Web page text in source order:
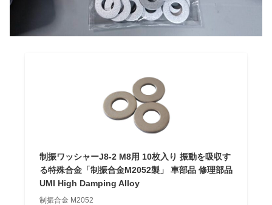
制振ワッシャーJ8-2 M8用 10枚入り 振動を吸収す
る特殊合金「制振合金M2052製」 車部品 修理部品
UMI High Damping Alloy
制振合金 M2052